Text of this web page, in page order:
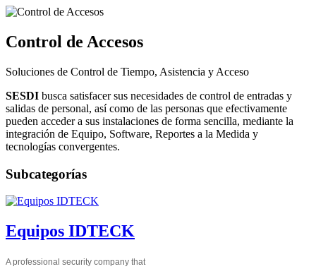
Control de Accesos
Soluciones de Control de Tiempo, Asistencia y Acceso
SESDI busca satisfacer sus necesidades de control de entradas y
salidas de personal, así como de las personas que efectivamente
pueden acceder a sus instalaciones de forma sencilla, mediante la
integración de Equipo, Software, Reportes a la Medida y
tecnologías convergentes.
Subcategorías
Equipos IDTECK
A professional security company that